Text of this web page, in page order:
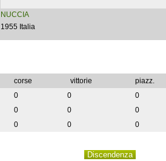
NUCCIA
1955 Italia
corse vittorie
piazz.
0 0
0
0 0
0
0 0 0